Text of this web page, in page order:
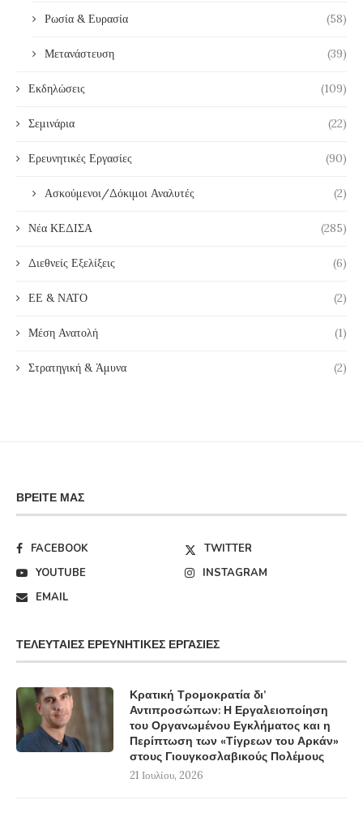
Ρωσία & Ευρασία (58)
Μετανάστευση (39)
Εκδηλώσεις (109)
Σεμινάρια (22)
Ερευνητικές Εργασίες (90)
Ασκούμενοι/Δόκιμοι Αναλυτές (2)
Νέα ΚΕΔΙΣΑ (285)
Διεθνείς Εξελίξεις (6)
ΕΕ & ΝΑΤΟ (2)
Μέση Ανατολή (1)
Στρατηγική & Άμυνα (2)
ΒΡΕΊΤΕ ΜΑΣ
FACEBOOK
TWITTER
YOUTUBE
INSTAGRAM
EMAIL
ΤΕΛΕΥΤΑΊΕΣ ΕΡΕΥΝΗΤΙΚΈΣ ΕΡΓΑΣΊΕΣ
Κρατική Τρομοκρατία δι’
Αντιπροσώπων: Η Εργαλειοποίηση
του Οργανωμένου Εγκλήματος και η
Περίπτωση των «Τίγρεων του Αρκάν»
στους Γιουγκοσλαβικούς Πολέμους
21 Ιουλίου, 2026